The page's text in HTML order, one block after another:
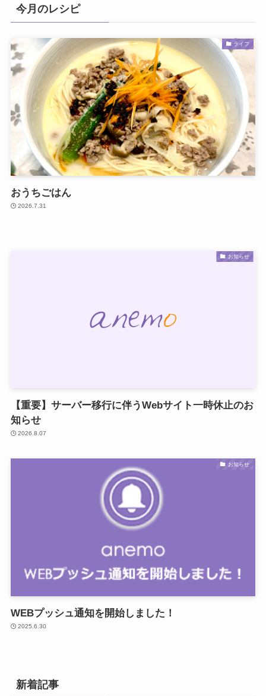
今月のレシピ
ライフ
おうちごはん
2026.7.31
お知らせ
【重要】サーバー移行に伴うWebサイト一時休止のお
知らせ
2026.8.07
お知らせ
WEBプッシュ通知を開始しました！
2025.6.30
新着記事